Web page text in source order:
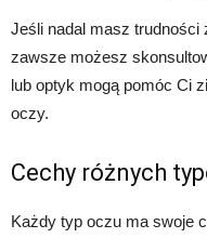
Jeśli nadal masz trudności
zawsze możesz
lub optyk mogą pomóc Ci
oczy.
Cechy różnych
Każdy typ oczu ma swoje